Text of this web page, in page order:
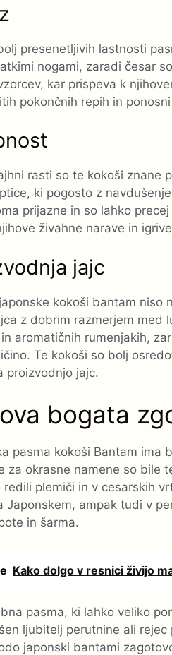
presenetljivih lastnosti
nogami, zaradi česar
kar prispeva k
pokončnih repih in
rasti so te kokoši znane
ki pogosto z
prijazne in so lahko
živahne narave in
jajc
kokoši bantam niso
z dobrim razmerjem med
aromatičnih rumenjakih,
Te kokoši so bolj
proizvodnjo jajc.
bogata
pasma kokoši Bantam ima
za okrasne namene so bile
redili plemiči in v cesarskih
Japonskem, ampak tudi v
in šarma.
Kako dolgo v resnici živijo
pasma, ki lahko veliko
ljubitelj perutnine ali
japonski bantami